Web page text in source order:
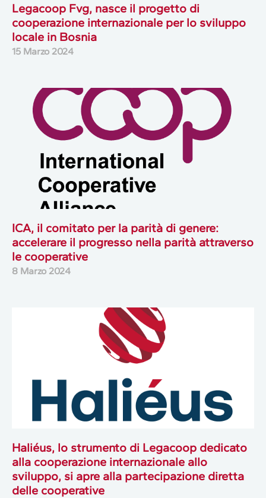
Legacoop Fvg, nasce il progetto di
cooperazione internazionale per lo sviluppo
locale in Bosnia
15 Marzo 2024
ICA, il comitato per la parità di genere:
accelerare il progresso nella parità attraverso
le cooperative
8 Marzo 2024
Haliéus, lo strumento di Legacoop dedicato
alla cooperazione internazionale allo
sviluppo, si apre alla partecipazione diretta
delle cooperative